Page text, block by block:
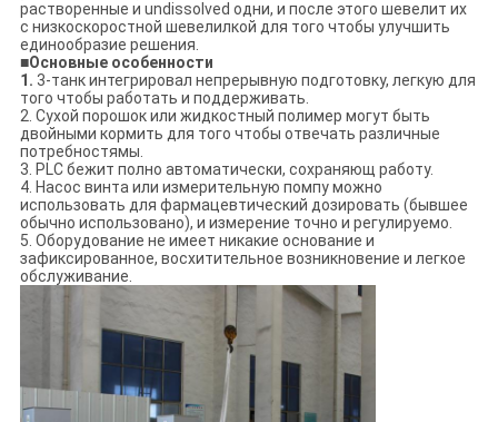
растворенные и undissolved одни, и после этого шевелит их
с низкоскоростной шевелилкой для того чтобы улучшить
единообразие решения.
■Основные особенности
1. 3-танк интегрировал непрерывную подготовку, легкую для
того чтобы работать и поддерживать.
2. Сухой порошок или жидкостный полимер могут быть
двойными кормить для того чтобы отвечать различные
потребностямы.
3. PLC бежит полно автоматически, сохраняющ работу.
4. Насос винта или измерительную помпу можно
использовать для фармацевтический дозировать (бывшее
обычно использовано), и измерение точно и регулируемо.
5. Оборудование не имеет никакие основание и
зафиксированное, восхитительное возникновение и легкое
обслуживание.